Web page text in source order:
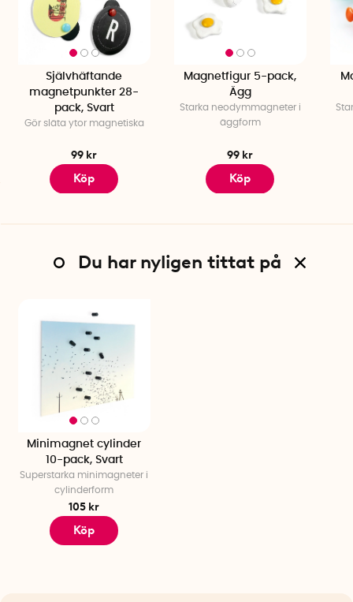
Självhäftande
magnetpunkter 28-
pack, Svart
Gör släta ytor magnetiska
99 kr
Köp
Magnetfigur 5-pack,
Ägg
Starka neodymmagneter i
äggform
99 kr
Köp
Du har nyligen tittat på
Minimagnet cylinder
10-pack, Svart
Superstarka minimagneter i
cylinderform
105 kr
Köp